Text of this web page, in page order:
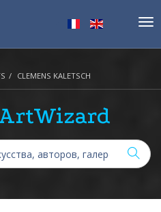
CLEMENS KALETSCH